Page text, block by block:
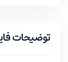
توضیحات